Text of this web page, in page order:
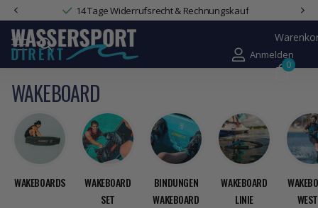
14 Tage Widerrufsrecht & Rechnungskauf
Anmelden
0
WAKEBOARD
WAKEBOARDS
WAKEBOARD
SET
BINDUNGEN
WAKEBOARD
WAKEBOARD
LINIE